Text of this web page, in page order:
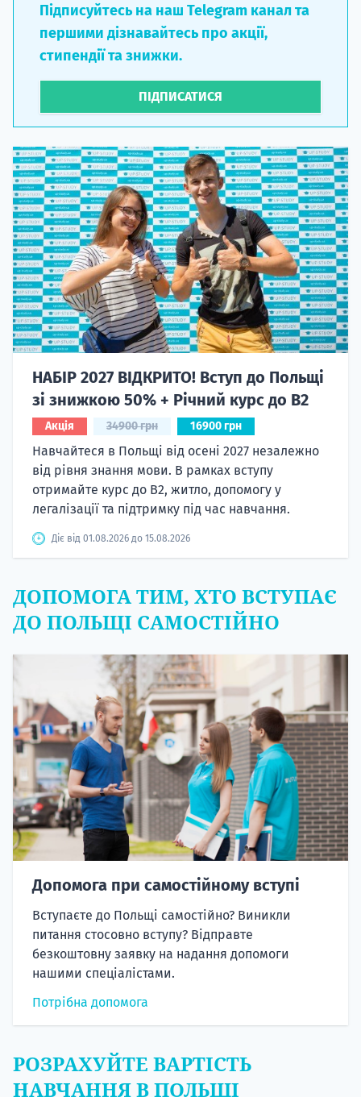
Підписуйтесь на наш Telegram канал та
першими дізнавайтесь про акції,
стипендії та знижки.
ПІДПИСАТИСЯ
НАБІР 2027 ВІДКРИТО! Вступ до Польщі
зі знижкою 50% + Річний курс до B2
Акція 34900 грн 16900 грн
Навчайтеся в Польщі від осені 2027 незалежно
від рівня знання мови. В рамках вступу
отримайте курс до B2, житло, допомогу у
легалізації та підтримку під час навчання.
Діє від 01.08.2026 до 15.08.2026
ДОПОМОГА ТИМ, ХТО ВСТУПАЄ
ДО ПОЛЬЩІ САМОСТІЙНО
Допомога при самостійному вступі
Вступаєте до Польщі самостійно? Виникли
питання стосовно вступу? Відправте
безкоштовну заявку на надання допомоги
нашими спеціалістами.
Потрібна допомога
РОЗРАХУЙТЕ ВАРТІСТЬ
НАВЧАННЯ В ПОЛЬЩІ